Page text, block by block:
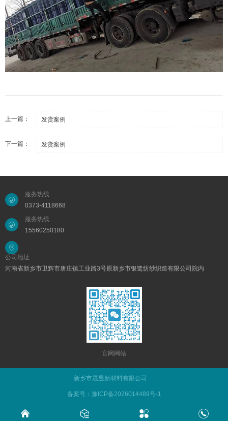
上一篇： 发货案例
下一篇： 发货案例
服务热线
0373-4118668
服务热线
15560250180
公司地址
河南省新乡市卫辉市唐庄镇工业路3号原新乡市银鹭纺纱织造有限公司院内
官网网站
新乡市晟昱新材料有限公司
备案号：豫ICP备2026014489号-1